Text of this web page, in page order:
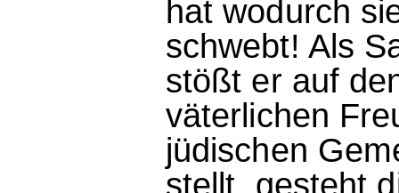
hat wodurch
schwebt! Als
stößt er auf
väterlichen
jüdischen
stellt, gesteht